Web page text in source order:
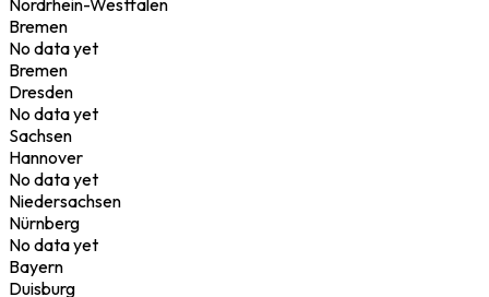
Bremen
No data yet
Bremen
Dresden
No data yet
Sachsen
Hannover
No data yet
Niedersachsen
Nürnberg
No data yet
Bayern
Duisburg